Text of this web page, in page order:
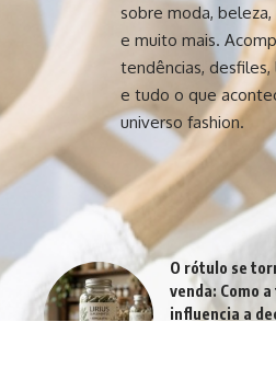
sobre moda,
e muito mais.
tendências,
e tudo o que
universo fashion.
O rótulo se
venda: Como
influencia a